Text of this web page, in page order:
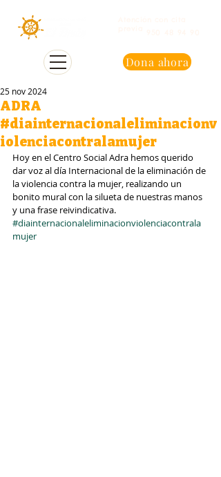
Dona ahora
ADRA
#diainternacionaleliminacionv
iolenciacontralamujer
25 nov 2024
Hoy en el Centro Social Adra hemos querido
dar voz al día Internacional de la eliminación de
la violencia contra la mujer, realizando un
bonito mural con la silueta de nuestras manos
y una frase reivindicativa.
#diainternacionaleliminacionviolenciacontrala
mujer